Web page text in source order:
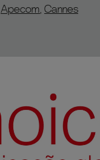
Apecom, Cannes